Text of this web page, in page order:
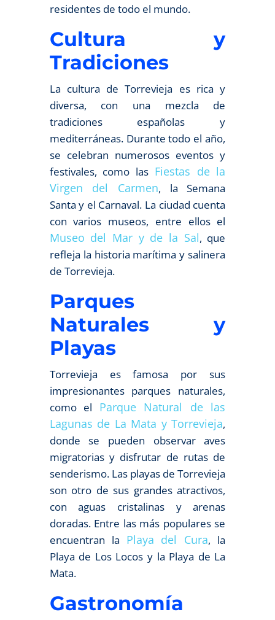
residentes de todo el mundo.
Cultura y
Tradiciones
La cultura de Torrevieja es rica y
diversa, con una mezcla de
tradiciones españolas y
mediterráneas. Durante todo el año,
se celebran numerosos eventos y
festivales, como las Fiestas de la
Virgen del Carmen, la Semana
Santa y el Carnaval. La ciudad cuenta
con varios museos, entre ellos el
Museo del Mar y de la Sal, que
refleja la historia marítima y salinera
de Torrevieja.
Parques
Naturales y
Playas
Torrevieja es famosa por sus
impresionantes parques naturales,
como el Parque Natural de las
Lagunas de La Mata y Torrevieja,
donde se pueden observar aves
migratorias y disfrutar de rutas de
senderismo. Las playas de Torrevieja
son otro de sus grandes atractivos,
con aguas cristalinas y arenas
doradas. Entre las más populares se
encuentran la Playa del Cura, la
Playa de Los Locos y la Playa de La
Mata.
Gastronomía